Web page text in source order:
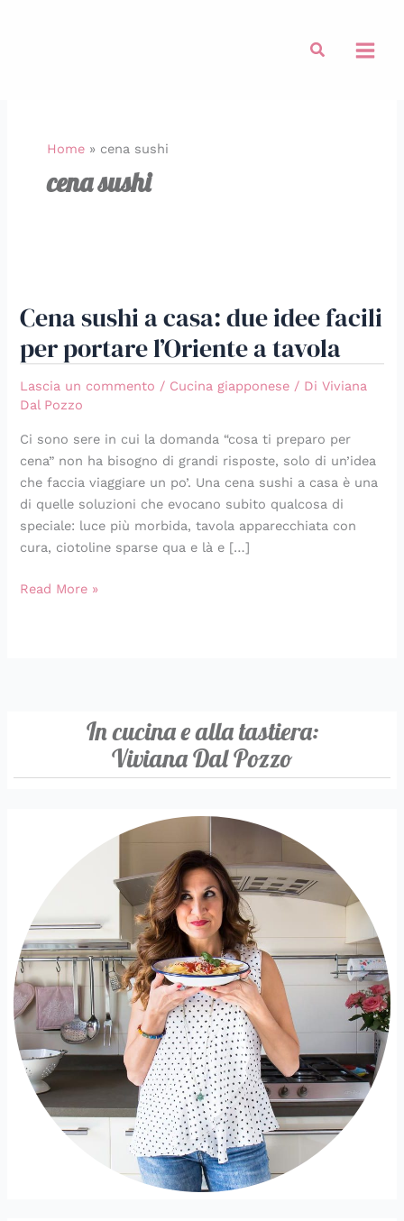
Cerca
Home» cena sushi
cena sushi
Cena sushi a casa: due idee facili
per portare l’Oriente a tavola
Lascia un commento / Cucina giapponese / DiViviana
Dal Pozzo
Ci sono sere in cui la domanda “cosa ti preparo per
cena” non ha bisogno di grandi risposte, solo di un’idea
che faccia viaggiare un po’. Una cena sushi a casa è una
di quelle soluzioni che evocano subito qualcosa di
speciale: luce più morbida, tavola apparecchiata con
cura, ciotoline sparse qua e là e […]
a
due
idee
facili
portare
l’Oriente
a
tavola
Read More »
In cucina e alla tastiera:
Viviana Dal Pozzo